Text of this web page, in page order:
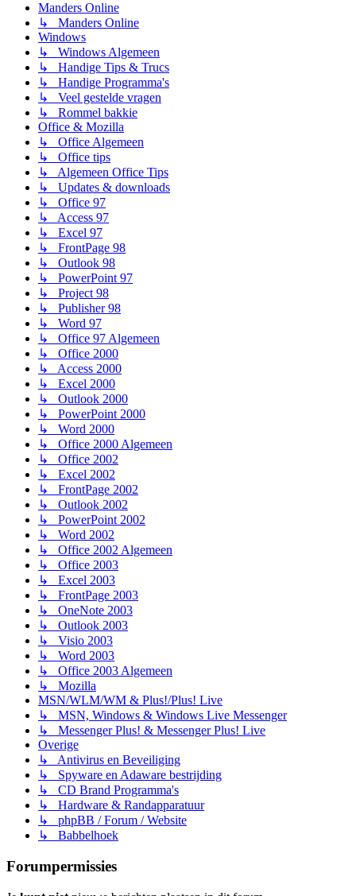
Manders Online
↳ Manders Online
Windows
↳ Windows Algemeen
↳ Handige Tips & Trucs
↳ Handige Programma's
↳ Veel gestelde vragen
↳ Rommel bakkie
Office & Mozilla
↳ Office Algemeen
↳ Office tips
↳ Algemeen Office Tips
↳ Updates & downloads
↳ Office 97
↳ Access 97
↳ Excel 97
↳ FrontPage 98
↳ Outlook 98
↳ PowerPoint 97
↳ Project 98
↳ Publisher 98
↳ Word 97
↳ Office 97 Algemeen
↳ Office 2000
↳ Access 2000
↳ Excel 2000
↳ Outlook 2000
↳ PowerPoint 2000
↳ Word 2000
↳ Office 2000 Algemeen
↳ Office 2002
↳ Excel 2002
↳ FrontPage 2002
↳ Outlook 2002
↳ PowerPoint 2002
↳ Word 2002
↳ Office 2002 Algemeen
↳ Office 2003
↳ Excel 2003
↳ FrontPage 2003
↳ OneNote 2003
↳ Outlook 2003
↳ Visio 2003
↳ Word 2003
↳ Office 2003 Algemeen
↳ Mozilla
MSN/WLM/WM & Plus!/Plus! Live
↳ MSN, Windows & Windows Live Messenger
↳ Messenger Plus! & Messenger Plus! Live
Overige
↳ Antivirus en Beveiliging
↳ Spyware en Adaware bestrijding
↳ CD Brand Programma's
↳ Hardware & Randapparatuur
↳ phpBB / Forum / Website
↳ Babbelhoek
Forumpermissies